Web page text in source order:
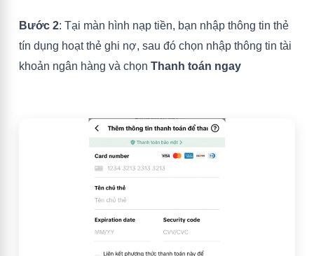
Bước 2: Tại màn hình nạp tiền, bạn nhập thông tin thẻ
tín dụng hoạt thẻ ghi nợ, sau đó chọn nhập thông tin tài
khoản ngân hàng và chọn Thanh toán ngay